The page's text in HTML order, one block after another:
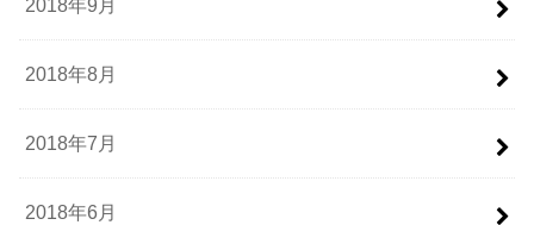
2018年9月
2018年8月
2018年7月
2018年6月